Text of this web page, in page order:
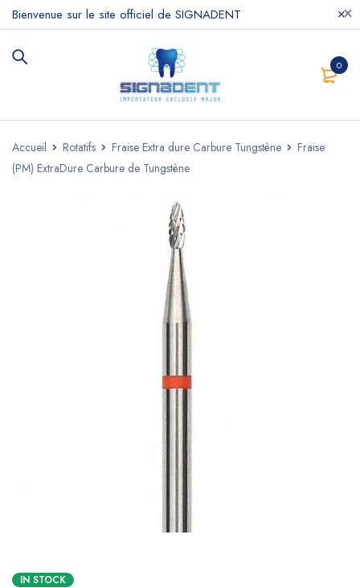
Bienvenue sur le site officiel de SIGNADENT
0
Accueil Rotatifs Fraise Extra dure Carbure Tungstène
Fraise
(PM) ExtraDure Carbure de Tungstène
IN STOCK